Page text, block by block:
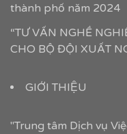
thành phố năm 2024
“TƯ VẤN NGHỀ
CHO BỘ ĐỘI XUẤT
GIỚI THIỆU
"Trung tâm Dịch vụ